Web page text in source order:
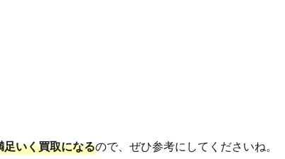
いく買取になるので、ぜひ参考にしてくださいね。